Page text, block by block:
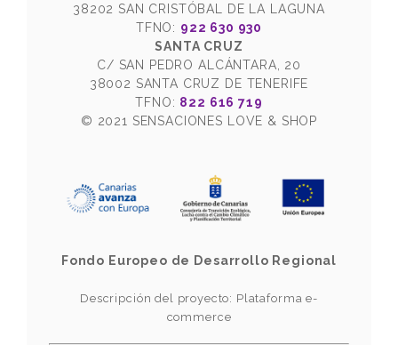
38202 SAN CRISTÓBAL DE LA LAGUNA
TFNO: 922 630 930
SANTA CRUZ
C/ SAN PEDRO ALCÁNTARA, 20
38002 SANTA CRUZ DE TENERIFE
TFNO: 822 616 719
© 2021 SENSACIONES LOVE & SHOP
Fondo Europeo de Desarrollo Regional
Descripción del proyecto: Plataforma e-
commerce